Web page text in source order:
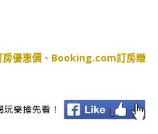
優惠價 、 Booking.com訂房賺